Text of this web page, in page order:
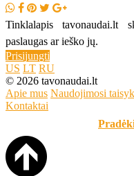
Tinklalapis tavonaudai.lt
paslaugas ar ieško jų.
Prisijungti
US LT RU
© 2026 tavonaudai.lt
Apie mus Naudojimosi
Kontaktai
Pradėkite